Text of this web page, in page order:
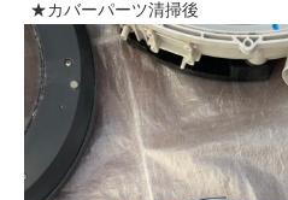
★カバーパーツ清掃後